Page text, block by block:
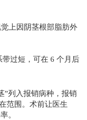
上因阴茎根部脂肪外
过短，可在 6 个月后
”列入报销病种，报销
范围。术前让医生
。